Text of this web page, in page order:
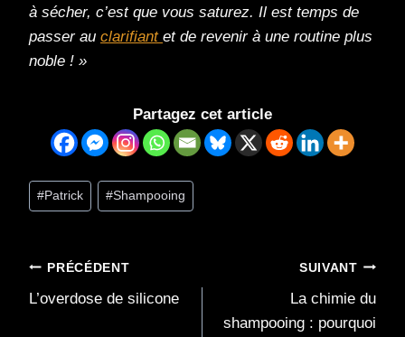
à sécher, c’est que vous saturez. Il est temps de
passer au clarifiant et de revenir à une routine plus
noble ! »
Partagez cet article
Étiquettes
de
publication :
#Patrick #Shampooing
Navigation
de
PRÉCÉDENT
L’overdose de silicone
SUIVANT
La chimie du
shampooing : pourquoi